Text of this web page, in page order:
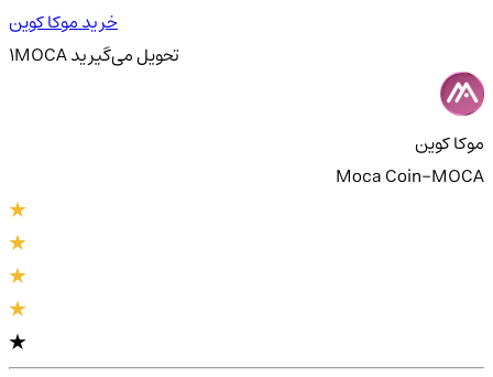
خرید موکا کوین
1MOCA تحویلمی‌گیرید
موکا کوین
Moca Coin-MOCA